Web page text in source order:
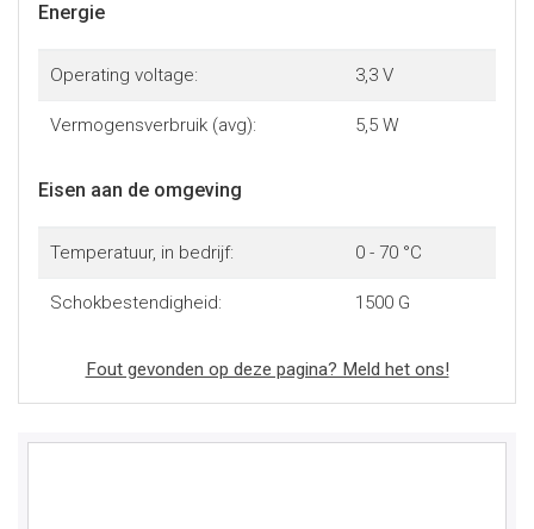
Energie
Operating voltage: 3,3 V
Vermogensverbruik (avg): 5,5 W
Eisen aan de omgeving
Temperatuur, in bedrijf: 0 - 70 °C
Schokbestendigheid: 1500 G
Fout gevonden op deze pagina? Meld het ons!